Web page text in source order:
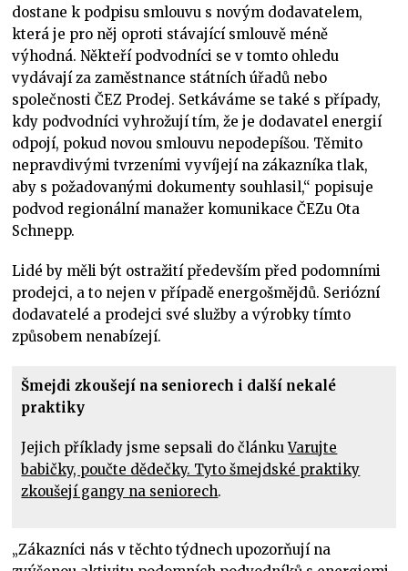
dostane k podpisu smlouvu s novým dodavatelem,
která je pro něj oproti stávající smlouvě méně
výhodná. Někteří podvodníci se v tomto ohledu
vydávají za zaměstnance státních úřadů nebo
společnosti ČEZ Prodej. Setkáváme se také s případy,
kdy podvodníci vyhrožují tím, že je dodavatel energií
odpojí, pokud novou smlouvu nepodepíšou. Těmito
nepravdivými tvrzeními vyvíjejí na zákazníka tlak,
aby s požadovanými dokumenty souhlasil,“ popisuje
podvod regionální manažer komunikace ČEZu Ota
Schnepp.
Lidé by měli být ostražití především před podomními
prodejci, a to nejen v případě energošmějdů. Seriózní
dodavatelé a prodejci své služby a výrobky tímto
způsobem nenabízejí.
Šmejdi zkoušejí na seniorech i další nekalé
praktiky
Jejich příklady jsme sepsali do článkuVarujte
babičky, poučte dědečky. Tyto šmejdské praktiky
zkoušejí gangy na seniorech.
„Zákazníci nás v těchto týdnech upozorňují na